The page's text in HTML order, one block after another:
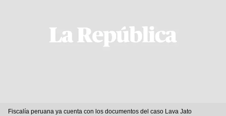
Fiscalía peruana ya cuenta con los documentos del caso Lava Jato